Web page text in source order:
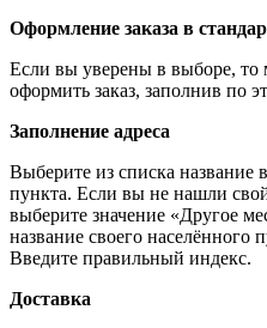
Оформление заказа в
Если вы уверены в выборе, то
оформить заказ, заполнив по
Заполнение адреса
Выберите из списка название
пункта. Если вы не нашли
выберите значение «Другое
название своего населённого
Введите правильный индекс.
Доставка